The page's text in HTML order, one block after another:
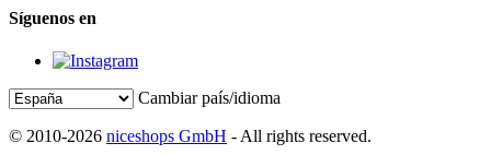
Síguenos en
Cambiar país/idioma
© 2010-2026 niceshops GmbH - All rights reserved.